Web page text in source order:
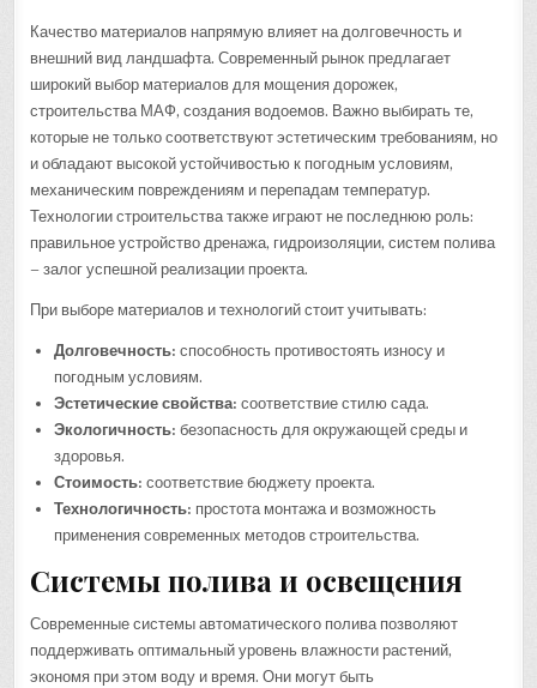
Качество материалов напрямую влияет на долговечность и
внешний вид ландшафта. Современный рынок предлагает
широкий выбор материалов для мощения дорожек,
строительства МАФ, создания водоемов. Важно выбирать те,
которые не только соответствуют эстетическим требованиям, но
и обладают высокой устойчивостью к погодным условиям,
механическим повреждениям и перепадам температур.
Технологии строительства также играют не последнюю роль:
правильное устройство дренажа, гидроизоляции, систем полива
– залог успешной реализации проекта.
При выборе материалов и технологий стоит учитывать:
Долговечность: способность противостоять износу и
погодным условиям.
Эстетические свойства: соответствие стилю сада.
Экологичность: безопасность для окружающей среды и
здоровья.
Стоимость: соответствие бюджету проекта.
Технологичность: простота монтажа и возможность
применения современных методов строительства.
Системы полива и освещения
Современные системы автоматического полива позволяют
поддерживать оптимальный уровень влажности растений,
экономя при этом воду и время. Они могут быть